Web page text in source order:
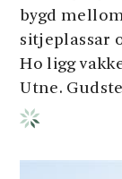
bygd
sitjeplassar
Ho ligg
Utne.